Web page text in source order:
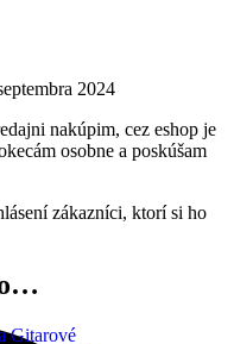
2024
nakúpim, cez eshop je
osobne a poskúšam
zákazníci, ktorí si ho